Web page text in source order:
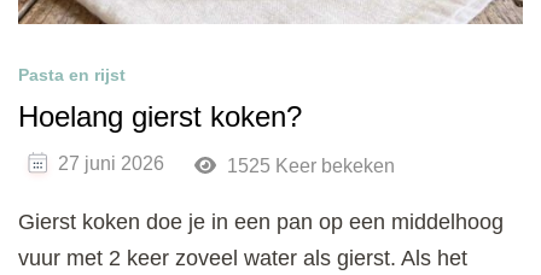
Pasta en rijst
Hoelang gierst koken?
27 juni 2026 1525 Keer bekeken
Gierst koken doe je in een pan op een middelhoog
vuur met 2 keer zoveel water als gierst. Als het